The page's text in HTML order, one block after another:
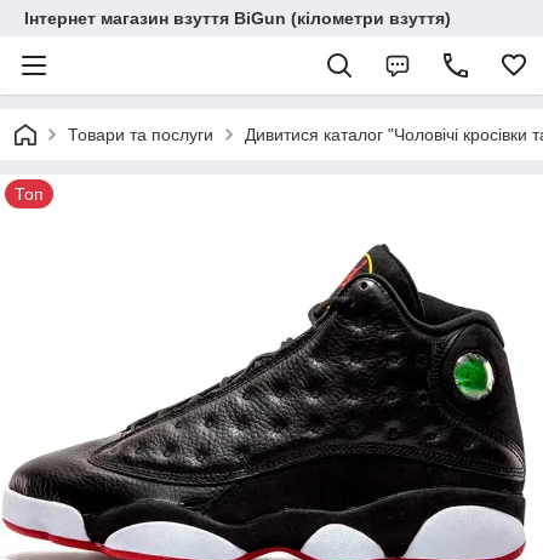
Інтернет магазин взуття BiGun (кілометри взуття)
Товари та послуги Дивитися каталог "Чоловічі кросівки
Топ